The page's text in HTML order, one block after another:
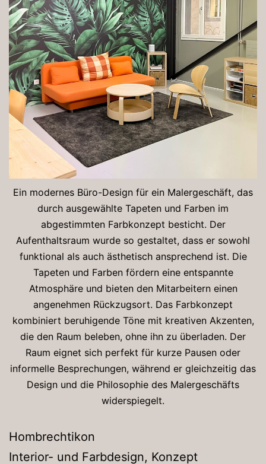
Ein modernes Büro-Design für ein Malergeschäft, das
durch ausgewählte Tapeten und Farben im
abgestimmten Farbkonzept besticht. Der
Aufenthaltsraum wurde so gestaltet, dass er sowohl
funktional als auch ästhetisch ansprechend ist. Die
Tapeten und Farben fördern eine entspannte
Atmosphäre und bieten den Mitarbeitern einen
angenehmen Rückzugsort. Das Farbkonzept
kombiniert beruhigende Töne mit kreativen Akzenten,
die den Raum beleben, ohne ihn zu überladen. Der
Raum eignet sich perfekt für kurze Pausen oder
informelle Besprechungen, während er gleichzeitig das
Design und die Philosophie des Malergeschäfts
widerspiegelt.
Hombrechtikon
Interior- und Farbdesign, Konzept